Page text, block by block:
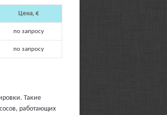
Цена, €
по запросу
по запросу
Такие
работающих